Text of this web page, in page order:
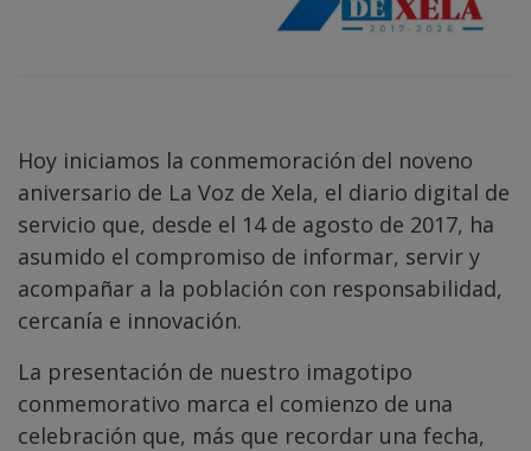
Hoy iniciamos la conmemoración del noveno
aniversario de La Voz de Xela, el diario digital de
servicio que, desde el 14 de agosto de 2017, ha
asumido el compromiso de informar, servir y
acompañar a la población con responsabilidad,
cercanía e innovación.
La presentación de nuestro imagotipo
conmemorativo marca el comienzo de una
celebración que, más que recordar una fecha,